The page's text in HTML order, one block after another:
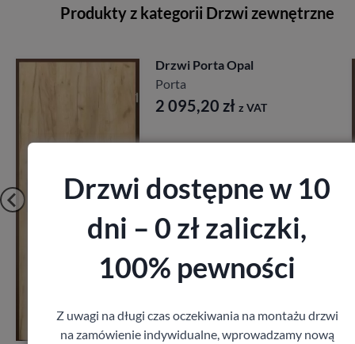
Produkty z kategorii Drzwi zewnętrzne
Porta Opal
z VAT
Zamów pomiar
Drzwi dostępne w 10
dni – 0 zł zaliczki,
100% pewności
Z uwagi na długi czas oczekiwania na montażu drzwi
na zamówienie indywidualne, wprowadzamy nową